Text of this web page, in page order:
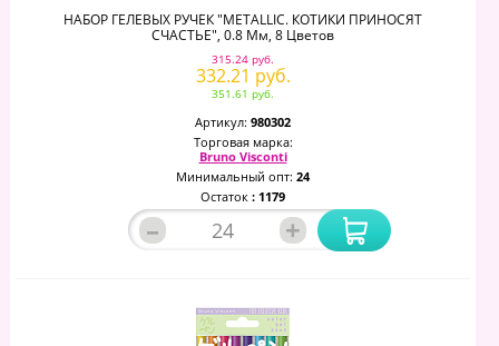
НАБОР ГЕЛЕВЫХ РУЧЕК "METALLIC. КОТИКИ ПРИНОСЯТ
СЧАСТЬЕ", 0.8 Мм, 8 Цветов
315.24 руб.
332.21 руб.
351.61 руб.
Артикул: 980302
Торговая марка:
Bruno Visconti
Минимальный опт: 24
Остаток : 1179
– +